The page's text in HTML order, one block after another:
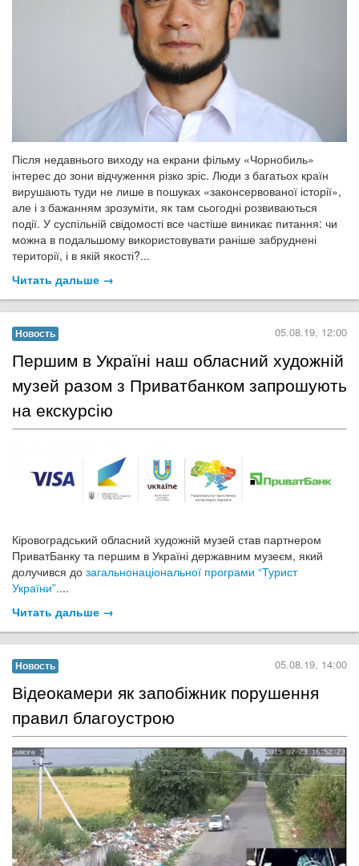
Після недавнього виходу на екрани фільму «Чорнобиль»
інтерес до зони відчуження різко зріс. Люди з багатьох країн
вирушають туди не лише в пошуках «законсервованої історії»,
але і з бажанням зрозуміти, як там сьогодні розвиваються
події. У суспільній свідомості все частіше виникає питання: чи
можна в подальшому використовувати раніше забруднені
території, і в якій якості?...
Читать дальше →
Новость 05.08.19, 12:00
Першим в Україні наш обласний художній
музей разом з Приватбанком запрошують
на екскурсію
Кіровоградський обласний художній музей став партнером
ПриватБанку та першим в Україні державним музеєм, який
долучився до загальнонаціональної програми “Турист
України”....
Читать дальше →
Новость 05.08.19, 14:00
Відеокамери як запобіжник порушення
правил благоустрою